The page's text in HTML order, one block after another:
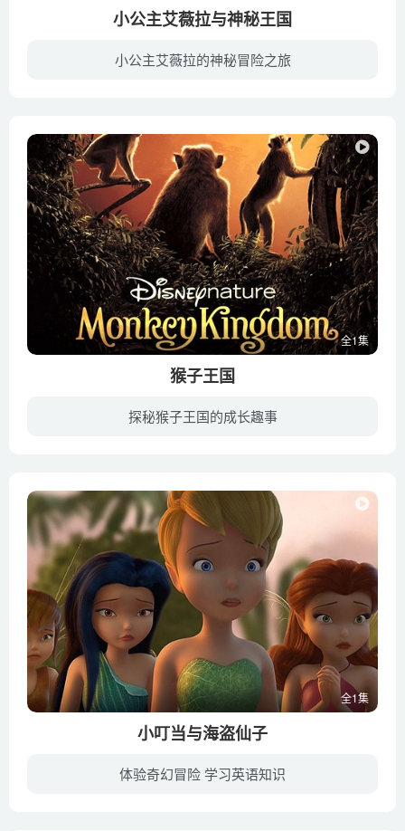
小公主艾薇拉与神秘王国
小公主艾薇拉的神秘冒险之旅
全1集
猴子王国
探秘猴子王国的成长趣事
全1集
小叮当与海盗仙子
体验奇幻冒险 学习英语知识